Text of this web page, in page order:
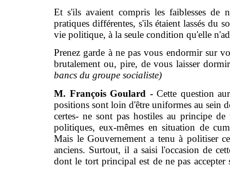
Et s'ils avaient compris les faiblesses de
pratiques différentes, s'ils étaient lassés du
vie politique, à la seule condition qu'elle
Prenez garde à ne pas vous endormir sur
brutalement ou, pire, de vous laisser
bancs du groupe socialiste)
M. François Goulard -Cette question
positions sont loin d'être uniformes au sein
certes- ne sont pas hostiles au principe
politiques, eux-mêmes en situation de
Mais le Gouvernement a tenu à politiser
anciens. Surtout, il a saisi l'occasion de
dont le tort principal est de ne pas